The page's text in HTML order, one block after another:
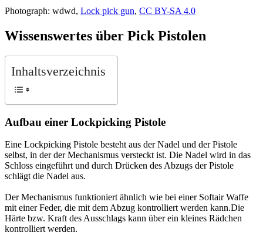
Photograph: wdwd, Lock pick gun, CC BY-SA 4.0
Wissenswertes über Pick Pistolen
Inhaltsverzeichnis
Aufbau einer Lockpicking Pistole
Eine Lockpicking Pistole besteht aus der Nadel und der Pistole
selbst, in der der Mechanismus versteckt ist. Die Nadel wird in das
Schloss eingeführt und durch Drücken des Abzugs der Pistole
schlägt die Nadel aus.
Der Mechanismus funktioniert ähnlich wie bei einer Softair Waffe
mit einer Feder, die mit dem Abzug kontrolliert werden kann.Die
Härte bzw. Kraft des Ausschlags kann über ein kleines Rädchen
kontrolliert werden.